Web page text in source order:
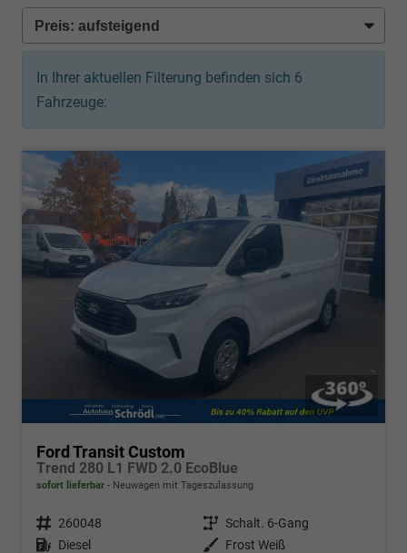
In Ihrer aktuellen Filterung befinden sich 6
Fahrzeuge:
Ford Transit Custom
Trend 280 L1 FWD 2.0 EcoBlue
sofort lieferbar Neuwagen mit Tageszulassung
Fahrzeugnr. 260048 Getriebe Schalt. 6-Gang
Kraftstoff Diesel Außenfarbe Frost Weiß